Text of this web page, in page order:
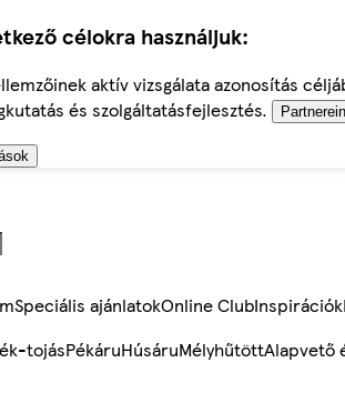
célokra használjuk:
aktív vizsgálata azonosítás
és szolgáltatásfejlesztés.
Speciális ajánlatokOnline ClubInspirációk
tojásPékáruHúsáruMélyhűtöttAlapvető